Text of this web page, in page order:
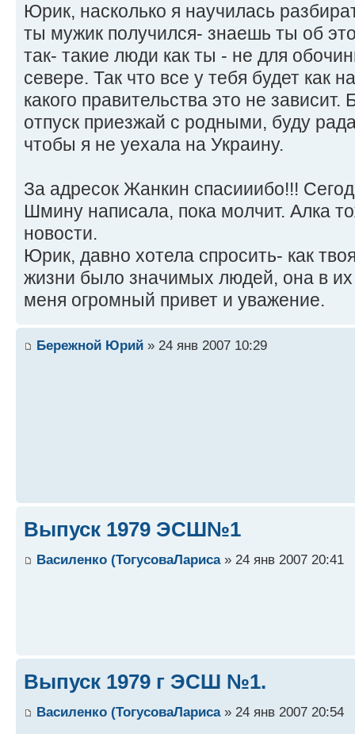
Юрик, насколько я научилась
ты мужик получился- знаешь ты об
так- такие люди как ты - не для
севере. Так что все у тебя будет как
какого правительства это не
отпуск приезжай с родными, буду
чтобы я не уехала на Украину.
За адресок Жанкин спасииибо!!!
Шмину написала, пока молчит. Алка
новости.
Юрик, давно хотела спросить- как
жизни было значимых людей, она в
меня огромный привет и уважение.
Бережной Юрий » 24 янв 2007 10:29
Выпуск 1979 ЭСШ№1
Василенко (ТогусоваЛариса» 24 янв 2007 20:41
Выпуск 1979 г ЭСШ №1.
Василенко (ТогусоваЛариса» 24 янв 2007 20:54